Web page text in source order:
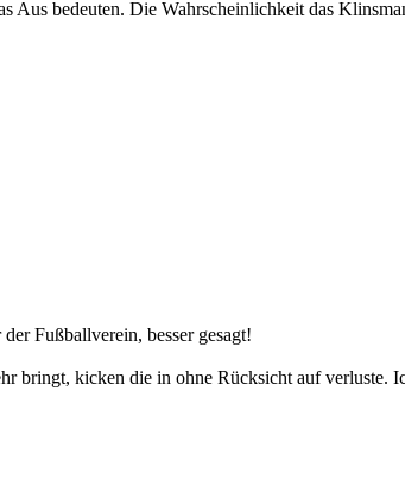
Aus bedeuten. Die Wahrscheinlichkeit das
Fußballverein, besser gesagt!
bringt, kicken die in ohne Rücksicht auf verluste.